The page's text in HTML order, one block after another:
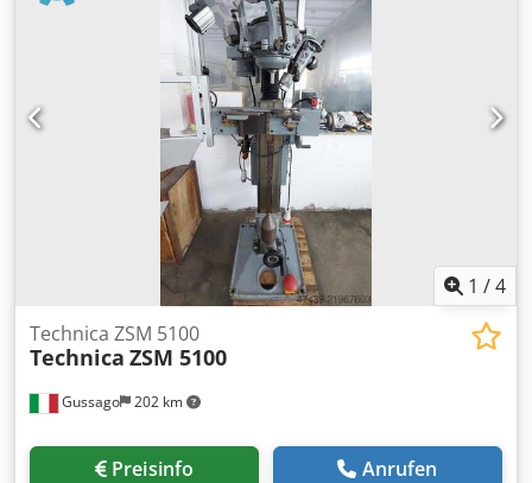
1 /4
Gussago 202 km
Technica ZSM 5100
Technica ZSM 5100
Preisinfo Anrufen